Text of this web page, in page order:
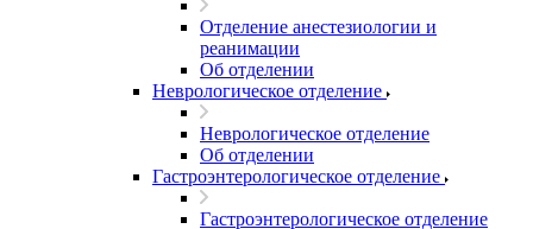
Отделение анестезиологии и
реанимации
Об отделении
Неврологическое отделение
Неврологическое отделение
Об отделении
Гастроэнтерологическое отделение
Гастроэнтерологическое отделение